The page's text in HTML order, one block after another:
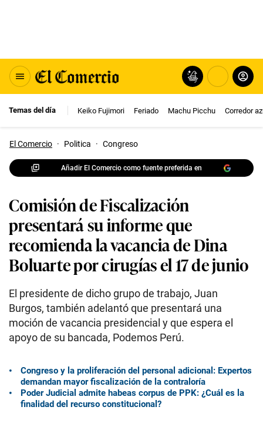
Temas del día Keiko Fujimori Feriado Machu Picchu Corredor
El Comercio · Politica · Congreso
Añadir El Comercio como fuente preferida en
Comisión de Fiscalización
presentará su informe que
recomienda la vacancia de Dina
Boluarte por cirugías el 17 de junio
El presidente de dicho grupo de trabajo, Juan
Burgos, también adelantó que presentará una
moción de vacancia presidencial y que espera el
apoyo de su bancada, Podemos Perú.
Congreso y la proliferación del personal adicional: Expertos
demandan mayor fiscalización de la contraloría
Poder Judicial admite habeas corpus de PPK: ¿Cuál es la
finalidad del recurso constitucional?